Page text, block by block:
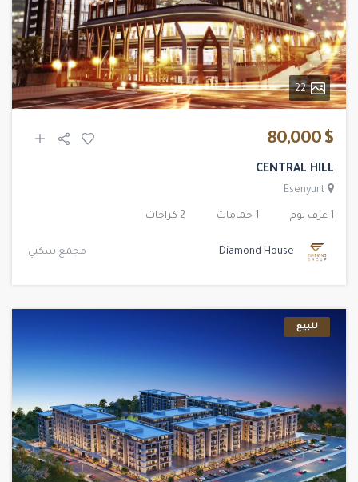
22
$ 80,000
CENTRAL HILL
Esenyurt
1 غرف نوم 1 حمامات 2 كراجات
Diamond House مجمع سكني
للبيع